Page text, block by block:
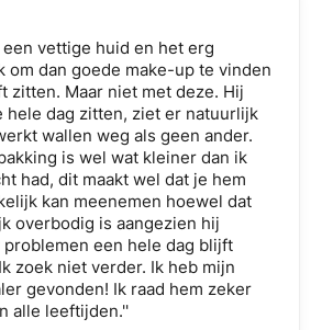
een vettige huid en het erg
om dan goede make-up te vinden
zitten. Maar niet met deze. Hij
hele dag zitten, ziet er natuurlijk
wallen weg als geen ander.
is wel wat kleiner dan ik
had, dit maakt wel dat je hem
kan meenemen hoewel dat
overbodig is aangezien hij
problemen een hele dag blijft
zoek niet verder. Ik heb mijn
gevonden! Ik raad hem zeker
alle leeftijden.''